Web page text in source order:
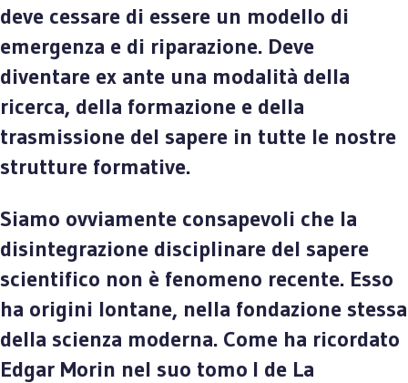
deve cessare di essere un modello di
emergenza e di riparazione. Deve
diventare ex ante una modalità della
ricerca, della formazione e della
trasmissione del sapere in tutte le nostre
strutture formative.
Siamo ovviamente consapevoli che la
disintegrazione disciplinare del sapere
scientifico non è fenomeno recente. Esso
ha origini lontane, nella fondazione stessa
della scienza moderna. Come ha ricordato
Edgar Morin nel suo tomo I de La